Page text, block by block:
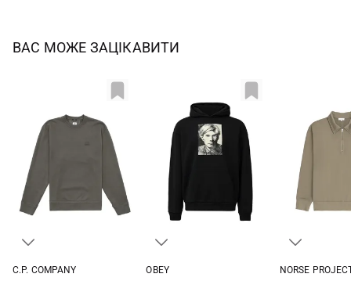
ВАС МОЖЕ ЗАЦІКАВИТИ
C.P. COMPANY
OBEY
NORSE